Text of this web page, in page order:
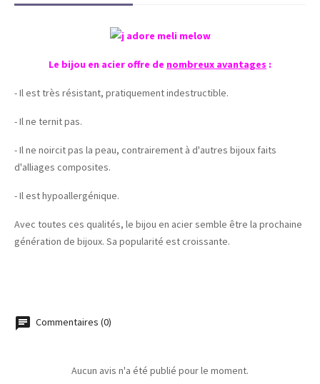
Le bijou en acier offre de nombreux avantages :
- Il est très résistant, pratiquement indestructible.
- Il ne ternit pas.
- Il ne noircit pas la peau, contrairement à d'autres bijoux faits
d'alliages composites.
- Il est hypoallergénique.
Avec toutes ces qualités, le bijou en acier semble être la prochaine
génération de bijoux. Sa popularité est croissante.
Commentaires (0)
Aucun avis n'a été publié pour le moment.